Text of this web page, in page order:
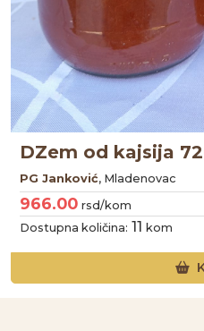
DZem od kajsija
PG Janković, Mladenovac
966.00 rsd/kom
Dostupna količina: 11 kom